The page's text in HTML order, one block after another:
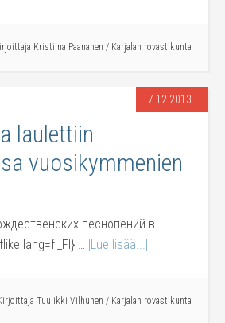
Kristiina Paananen / Karjalan rovastikunta
7.12.2013
laulettiin
vuosikymmenien
песнопений в
lang=fi_FI} … [Lue lisää...]
Tuulikki Vilhunen / Karjalan rovastikunta